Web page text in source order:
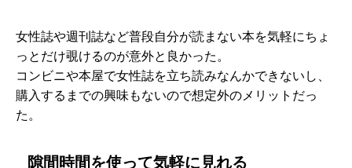
女性誌や週刊誌など普段自分が読まない本を気軽にちょ
っとだけ覗けるのが意外と良かった。
コンビニや本屋で女性誌を立ち読みなんかできないし、
購入するまでの興味もないので想定外のメリットだっ
た。
隙間時間を使って気軽に見れる